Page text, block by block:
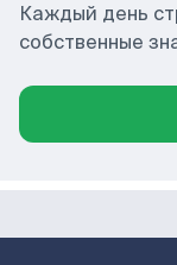
Каждый день
собственные